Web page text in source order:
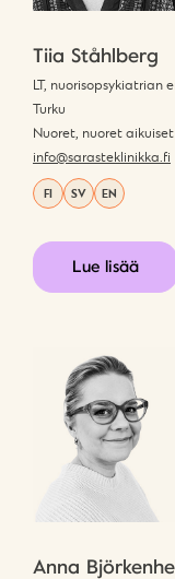
Tiia Ståhlberg
LT, nuorisopsykiatrian
Turku
Nuoret, nuoret aikuiset
info@sarasteklinikka.fi
FI SV EN
Lue lisää
Anna